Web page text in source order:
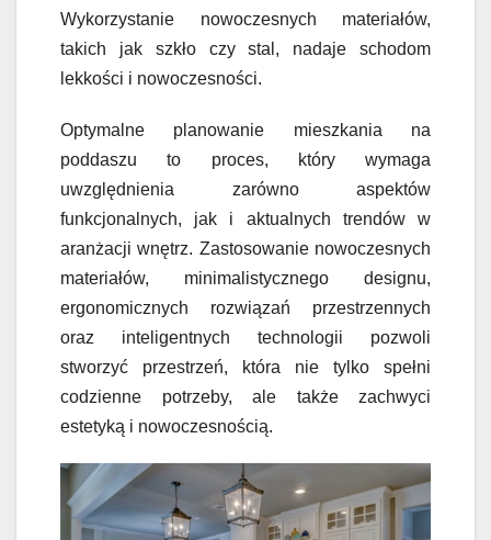
Wykorzystanie nowoczesnych materiałów,
takich jak szkło czy stal, nadaje schodom
lekkości i nowoczesności.
Optymalne planowanie mieszkania na
poddaszu to proces, który wymaga
uwzględnienia zarówno aspektów
funkcjonalnych, jak i aktualnych trendów w
aranżacji wnętrz. Zastosowanie nowoczesnych
materiałów, minimalistycznego designu,
ergonomicznych rozwiązań przestrzennych
oraz inteligentnych technologii pozwoli
stworzyć przestrzeń, która nie tylko spełni
codzienne potrzeby, ale także zachwyci
estetyką i nowoczesnością.